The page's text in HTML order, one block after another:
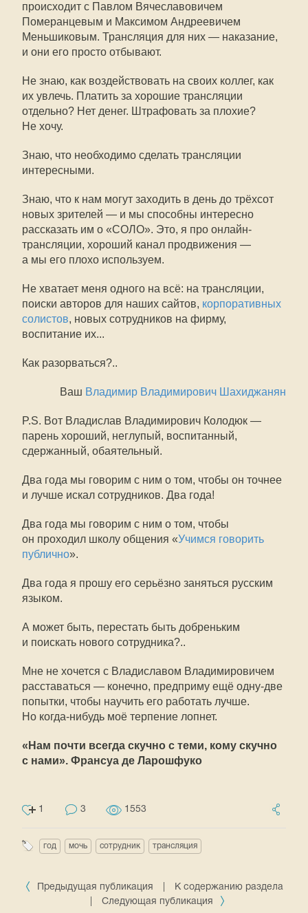
происходит с Павлом Вячеславовичем
Померанцевым и Максимом Андреевичем
Меньшиковым. Трансляция для них — наказание,
и они его просто отбывают.
Не знаю, как воздействовать на своих коллег, как
их увлечь. Платить за хорошие трансляции
отдельно? Нет денег. Штрафовать за плохие?
Не хочу.
Знаю, что необходимо сделать трансляции
интересными.
Знаю, что к нам могут заходить в день до трёхсот
новых зрителей — и мы способны интересно
рассказать им о «СОЛО». Это, я про онлайн-
трансляции, хороший канал продвижения —
а мы его плохо используем.
Не хватает меня одного на всё: на трансляции,
поиски авторов для наших сайтов, корпоративных
солистов, новых сотрудников на фирму,
воспитание их...
Как разорваться?..
Ваш Владимир Владимирович Шахиджанян
P.S. Вот Владислав Владимирович Колодюк —
парень хороший, неглупый, воспитанный,
сдержанный, обаятельный.
Два года мы говорим с ним о том, чтобы он точнее
и лучше искал сотрудников. Два года!
Два года мы говорим с ним о том, чтобы
он проходил школу общения «Учимся говорить
публично».
Два года я прошу его серьёзно заняться русским
языком.
А может быть, перестать быть добреньким
и поискать нового сотрудника?..
Мне не хочется с Владиславом Владимировичем
расставаться — конечно, предприму ещё одну-две
попытки, чтобы научить его работать лучше.
Но когда-нибудь моё терпение лопнет.
«Нам почти всегда скучно с теми, кому скучно
с нами». Франсуа де Ларошфуко
1 3 1553
год мочь сотрудник трансляция
Предыдущая публикация
К содержанию раздела
Следующая публикация